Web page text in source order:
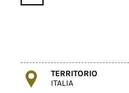
TERRITORIO
ITALIA